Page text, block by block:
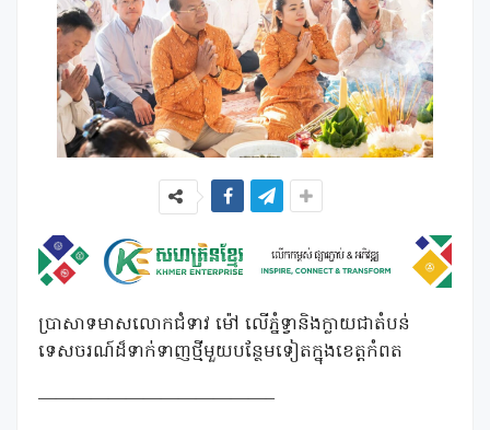
ប្រាសាទមាសលោកជំទាវ ម៉ៅ លើភ្នំទ្វានិងក្លាយជាតំបន់
ទេសចរណ៍ដ៏ទាក់ទាញថ្មីមួយបន្ថែមទៀតក្នុងខេត្តកំពត
—————————————–